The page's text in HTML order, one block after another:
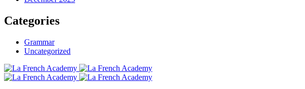
Categories
Grammar
Uncategorized